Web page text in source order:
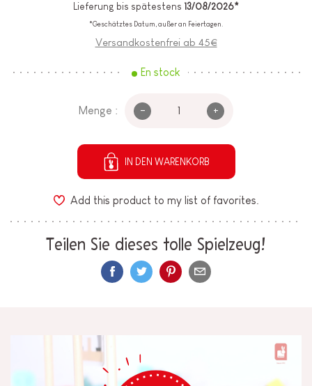
Lieferung bis spätestens 13/08/2026*
*Geschätztes Datum, außer an Feiertagen.
Versandkostenfrei ab 45€
En stock
Menge : - +
IN DEN WARENKORB
Add this product to my list of favorites.
Teilen Sie dieses tolle Spielzeug!